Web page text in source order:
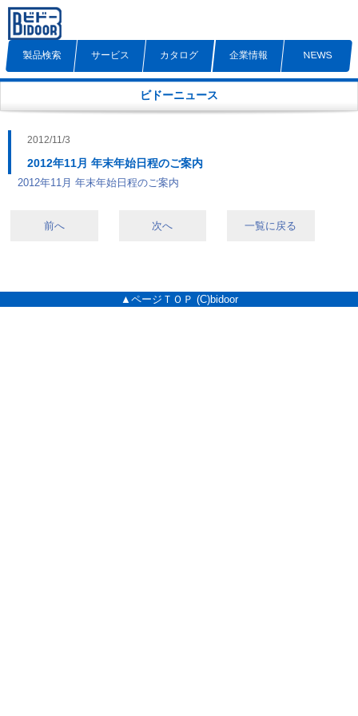
製品検索 サービス カタログ 企業情報 NEWS
ビドーニュース
2012/11/3
2012年11月 年末年始日程のご案内
2012年11月 年末年始日程のご案内
前へ 次へ 一覧に戻る
▲ページＴＯＰ (C)bidoor